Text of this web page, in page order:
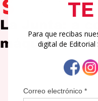
La Junta: a
máquinas
2 min de lectura